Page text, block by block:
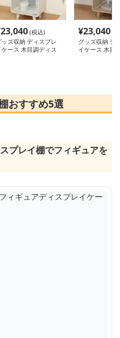
23,040(税込)
ッズ収納 ディスプレ
ケース 木目調ディス
¥23,040
グッズ収納 デ
イケース 木目
おすすめ5選
プレイ棚でフィギュアを